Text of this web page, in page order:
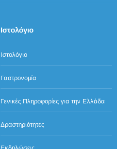
Ιστολόγιο
Ιστολόγιο
Γαστρονομία
Γενικές Πληροφορίες για την Ελλάδα
Δραστηριότητες